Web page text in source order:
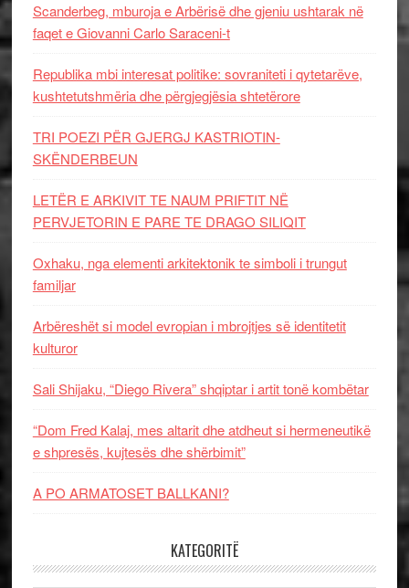
Scanderbeg, mburoja e Arbërisë dhe gjeniu ushtarak në
faqet e Giovanni Carlo Saraceni-t
Republika mbi interesat politike: sovraniteti i qytetarëve,
kushtetutshmëria dhe përgjegjësia shtetërore
TRI POEZI PËR GJERGJ KASTRIOTIN-
SKËNDERBEUN
LETËR E ARKIVIT TE NAUM PRIFTIT NË
PERVJETORIN E PARE TE DRAGO SILIQIT
Oxhaku, nga elementi arkitektonik te simboli i trungut
familjar
Arbëreshët si model evropian i mbrojtjes së identitetit
kulturor
Sali Shijaku, “Diego Rivera” shqiptar i artit tonë kombëtar
“Dom Fred Kalaj, mes altarit dhe atdheut si hermeneutikë
e shpresës, kujtesës dhe shërbimit”
A PO ARMATOSET BALLKANI?
KATEGORITË